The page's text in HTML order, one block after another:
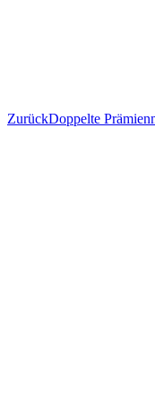
ZurückVorheriger
Doppelte